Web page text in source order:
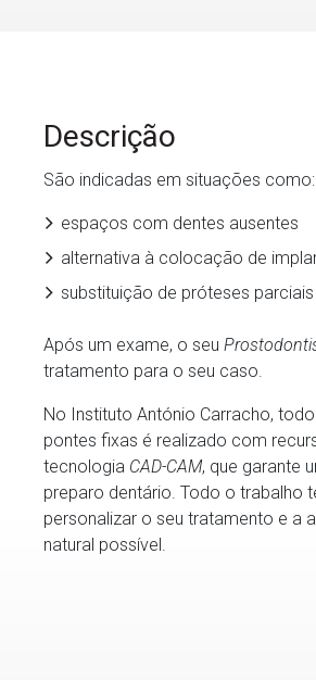
Descrição
São indicadas em situações como:
espaços com dentes ausentes
alternativa à colocação de
substituição de próteses
Após um exame, o seu
tratamento para o seu caso.
No Instituto António Carracho,
pontes fixas é realizado com
tecnologia CAD-CAM, que garante
preparo dentário. Todo o trabalho
personalizar o seu tratamento e a
natural possível.